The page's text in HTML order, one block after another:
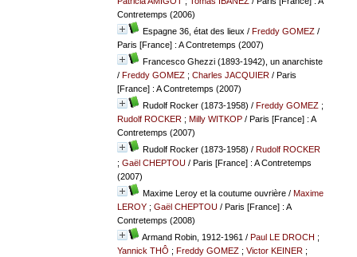
Contretemps (2006)
Espagne 36, état des lieux / Freddy GOMEZ/
Paris [France] : A Contretemps (2007)
Francesco Ghezzi (1893-1942), un anarchiste
/ Freddy GOMEZ; Charles JACQUIER/ Paris
[France] : A Contretemps (2007)
Rudolf Rocker (1873-1958) / Freddy GOMEZ;
Rudolf ROCKER; Milly WITKOP/ Paris [France] : A
Contretemps (2007)
Rudolf Rocker (1873-1958) / Rudolf ROCKER
; Gaël CHEPTOU/ Paris [France] : A Contretemps
(2007)
Maxime Leroy et la coutume ouvrière/ Maxime
LEROY; Gaël CHEPTOU/ Paris [France] : A
Contretemps (2008)
Armand Robin, 1912-1961 / Paul LE DROCH ;
Yannick THÔ ; Freddy GOMEZ; Victor KEINER;